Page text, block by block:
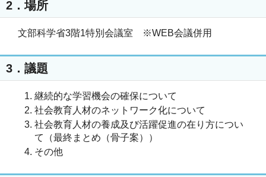
2．場所
文部科学省3階1特別会議室 ※WEB会議併用
3．議題
継続的な学習機会の確保について
社会教育人材のネットワーク化について
社会教育人材の養成及び活躍促進の在り方につい
て（最終まとめ（骨子案））
その他